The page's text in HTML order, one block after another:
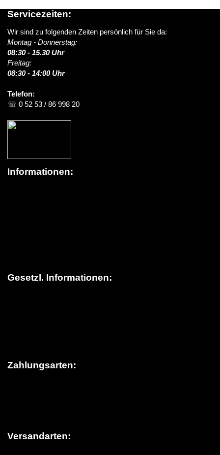
Servicezeiten:
Wir sind zu folgenden Zeiten persönlich für Sie da:
Montag - Donnerstag:
08:30 - 15.30 Uhr
Freitag:
08:30 - 14:00 Uhr
Telefon:
☏ 0 52 53 / 86 998 20
Informationen:
Gesetzl. Informationen:
Zahlungsarten:
Versandarten: